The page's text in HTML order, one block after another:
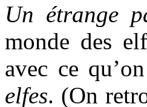
Un étrange
monde des
avec ce
elfes. (On